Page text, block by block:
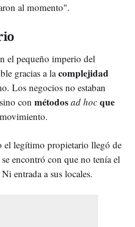
al momento".
el pequeño imperio del
gracias a lacomplejidad
Los negocios no estaban
con métodos ad hoc que
el legítimo propietario llegó de
encontró con que no tenía el
entrada a sus locales.